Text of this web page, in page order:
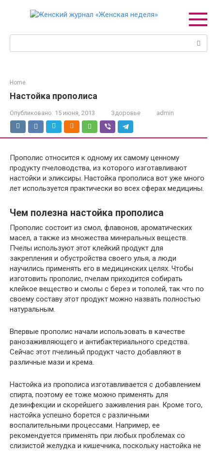
Поиск:
Home
Настойка прополиса
Опубликовано: 15 июня, 2013 Здоровье admin
Прополис относится к одному их самому ценному
продукту пчеловодства, из которого изготавливают
настойки и эликсиры. Настойка прополиса вот уже много
лет используется практически во всех сферах медицины.
Чем полезна настойка прополиса
Прополис состоит из смол, флавонов, ароматических
масел, а также из множества минеральных веществ.
Пчелы используют этот клейкий продукт для
закрепления и обустройства своего улья, а люди
научились применять его в медицинских целях. Чтобы
изготовить прополис, пчелам приходится собирать
клейкое вещество и смолы с берез и тополей, так что по
своему составу этот продукт можно назвать полностью
натуральным.
Впервые прополис начали использовать в качестве
ранозаживляющего и антибактериального средства.
Сейчас этот пчелиный продукт часто добавляют в
различные мази и крема.
Настойка из прополиса изготавливается с добавлением
спирта, поэтому ее тоже можно применять для
дезинфекции и скорейшего заживления ран. Кроме того,
настойка успешно борется с различными
воспалительными процессами. Например, ее
рекомендуется применять при любых проблемах со
слизистой желудка и кишечника, поскольку настойка не